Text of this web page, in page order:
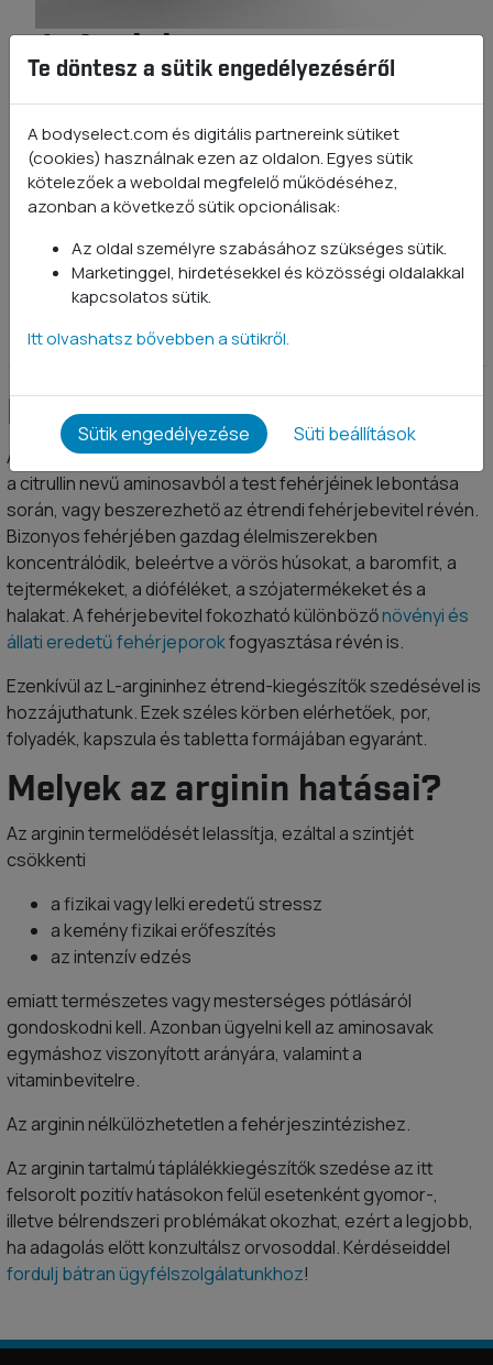
L-Arginin
10 értékelés
100% L-Arginin HCL
Tejmentes Laktózmentes
5 990 Ft
TERMÉK ADATLAP
Előállítása
Az L-arginin többféleképpen is előállítható. Szintetizálható
a citrullin nevű aminosavból a test fehérjéinek lebontása
során, vagy beszerezhető az étrendi fehérjebevitel révén.
Bizonyos fehérjében gazdag élelmiszerekben
koncentrálódik, beleértve a vörös húsokat, a baromfit, a
tejtermékeket, a dióféléket, a szójatermékeket és a
halakat. A fehérjebevitel fokozható különbözőnövényi és
állati eredetű fehérjeporokfogyasztása révén is.
Ezenkívül az L-argininhez étrend-kiegészítők szedésével is
hozzájuthatunk. Ezek széles körben elérhetőek, por,
folyadék, kapszula és tabletta formájában egyaránt.
Melyek az arginin hatásai?
Az arginin termelődését lelassítja, ezáltal a szintjét
csökkenti
a fizikai vagy lelki eredetű stressz
a kemény fizikai erőfeszítés
az intenzív edzés
emiatt természetes vagy mesterséges pótlásáról
gondoskodni kell. Azonban ügyelni kell az aminosavak
egymáshoz viszonyított arányára, valamint a
vitaminbevitelre.
Az arginin nélkülözhetetlen a fehérjeszintézishez.
Az arginin tartalmú táplálékkiegészítők szedése az itt
felsorolt pozitív hatásokon felül esetenként gyomor-,
illetve bélrendszeri problémákat okozhat, ezért a legjobb,
ha adagolás előtt konzultálsz orvosoddal. Kérdéseiddel
fordulj bátran ügyfélszolgálatunkhoz!
Te döntesz a sütik engedélyezéséről
A bodyselect.com és digitális partnereink sütiket
(cookies) használnak ezen az oldalon. Egyes sütik
kötelezőek a weboldal megfelelő működéséhez,
azonban a következő sütik opcionálisak:
Az oldal személyre szabásához szükséges sütik.
Marketinggel, hirdetésekkel és közösségi oldalakkal
kapcsolatos sütik.
Itt olvashatsz bővebben a sütikről.
Sütik engedélyezése Süti beállítások